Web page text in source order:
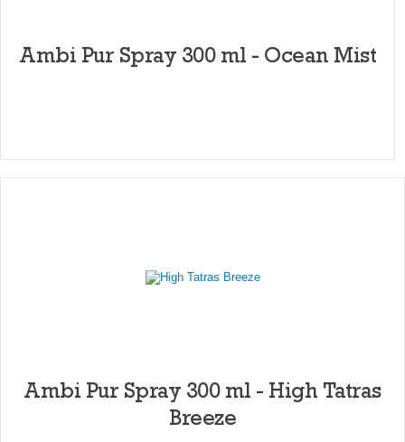
Ambi Pur Spray 300 ml - Ocean Mist
Ambi Pur Spray 300 ml - High Tatras
Breeze